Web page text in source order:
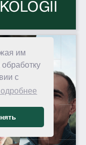
им
с